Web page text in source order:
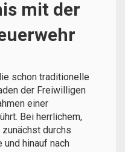
mit der
schon traditionelle
der Freiwilligen
einer
Bei herrlichem,
durchs
und hinauf nach